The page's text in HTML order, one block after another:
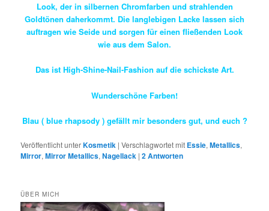
Look, der in silbernen Chromfarben und strahlenden
Goldtönen daherkommt. Die langlebigen Lacke lassen sich
auftragen wie Seide und sorgen für einen fließenden Look
wie aus dem Salon.
Das ist High-Shine-Nail-Fashion auf die schickste Art.
Wunderschöne Farben!
Blau ( blue rhapsody ) gefällt mir besonders gut, und euch ?
Veröffentlicht unterKosmetik |Verschlagwortet mit Essie,Metallics,
Mirror,Mirror Metallics,Nagellack |2Antworten
ÜBER MICH